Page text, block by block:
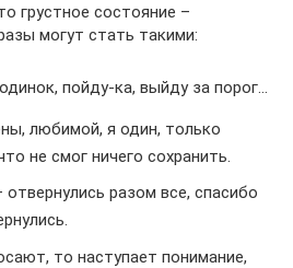
грустное состояние –
могут стать такими:
пойду-ка, выйду за порог…
любимой, я один, только
не смог ничего сохранить.
разом все, спасибо
то наступает понимание,